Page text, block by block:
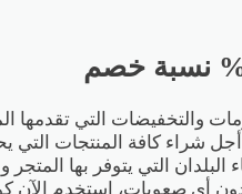
والتخفيضات التي تقدمها
شراء كافة المنتجات التي
أي صعوبات، استخدم